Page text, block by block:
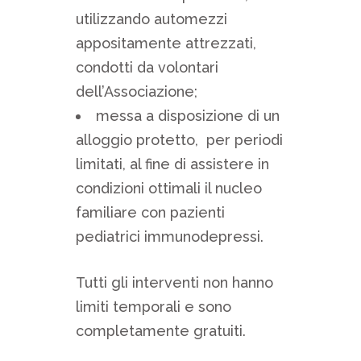
utilizzando automezzi
appositamente attrezzati,
condotti da volontari
dell’Associazione;
messa a disposizione di un
alloggio protetto, per periodi
limitati, al fine di assistere in
condizioni ottimali il nucleo
familiare con pazienti
pediatrici immunodepressi.
Tutti gli interventi non hanno
limiti temporali e sono
completamente gratuiti.